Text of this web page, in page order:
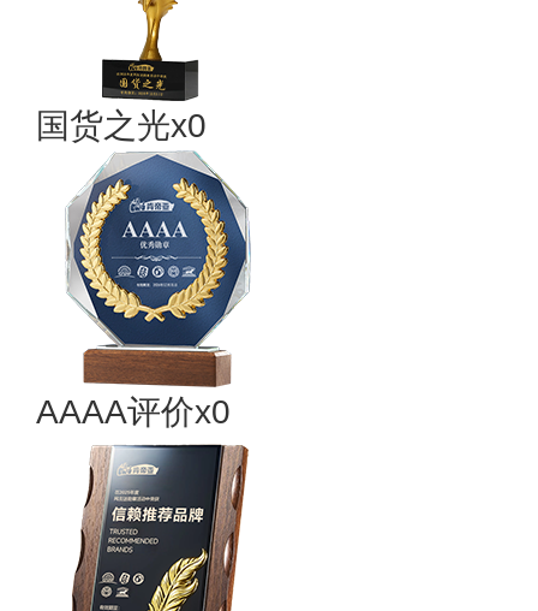
国货之光x0
AAAA评价x0